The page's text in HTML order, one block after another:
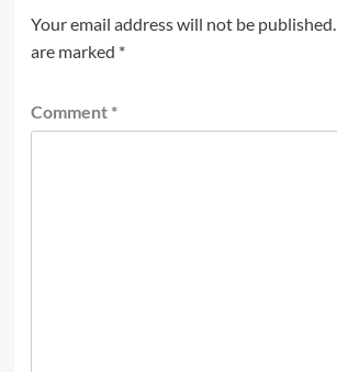
Your email address will not be published.
are marked *
Comment *